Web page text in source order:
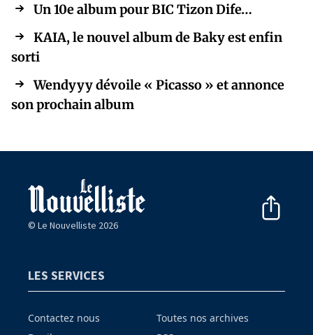
Un 10e album pour BIC Tizon Dife…
KAIA, le nouvel album de Baky est enfin
sorti
Wendyyy dévoile « Picasso » et annonce
son prochain album
© Le Nouvelliste 2026
LES SERVICES
Contactez nous
Toutes nos archives